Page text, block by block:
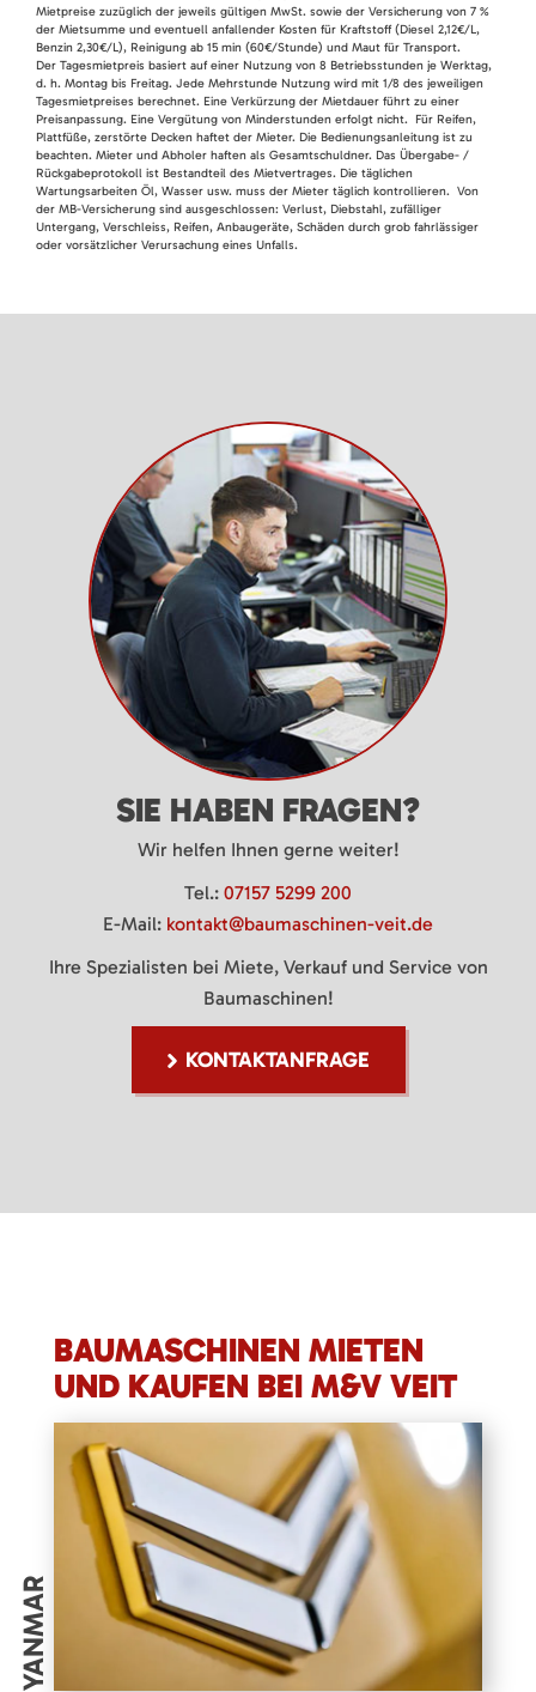
Mietpreise zuzüglich der jeweils gültigen MwSt. sowie der Versicherung von 7 %
der Mietsumme und eventuell anfallender Kosten für Kraftstoff (Diesel 2,12€/L,
Benzin 2,30€/L), Reinigung ab 15 min (60€/Stunde) und Maut für Transport.
Der Tagesmietpreis basiert auf einer Nutzung von 8 Betriebsstunden je Werktag,
d. h. Montag bis Freitag. Jede Mehrstunde Nutzung wird mit 1/8 des jeweiligen
Tagesmietpreises berechnet. Eine Verkürzung der Mietdauer führt zu einer
Preisanpassung. Eine Vergütung von Minderstunden erfolgt nicht. Für Reifen,
Plattfüße, zerstörte Decken haftet der Mieter. Die Bedienungsanleitung ist zu
beachten. Mieter und Abholer haften als Gesamtschuldner. Das Übergabe- /
Rückgabeprotokoll ist Bestandteil des Mietvertrages. Die täglichen
Wartungsarbeiten Öl, Wasser usw. muss der Mieter täglich kontrollieren. Von
der MB-Versicherung sind ausgeschlossen: Verlust, Diebstahl, zufälliger
Untergang, Verschleiss, Reifen, Anbaugeräte, Schäden durch grob fahrlässiger
oder vorsätzlicher Verursachung eines Unfalls.
SIE HABEN FRAGEN?
Wir helfen Ihnen gerne weiter!
Tel.: 07157 5299 200
E-Mail: kontakt@baumaschinen-veit.de
Ihre Spezialisten bei Miete, Verkauf und Service von
Baumaschinen!
KONTAKTANFRAGE
BAUMASCHINEN MIETEN
UND KAUFEN BEI M&V VEIT
YANMAR